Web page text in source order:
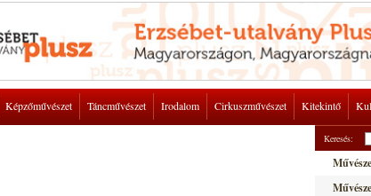
Képzőművészet Táncművészet Irodalom Cirkuszművészet Kitekintő
Keresés: